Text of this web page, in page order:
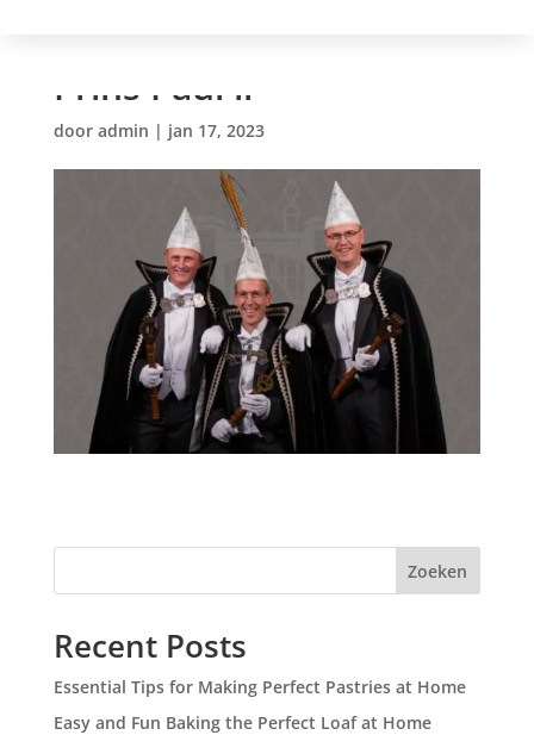
Prins Paul ll
door admin | jan 17, 2023
Zoeken
Recent Posts
Essential Tips for Making Perfect Pastries at Home
Easy and Fun Baking the Perfect Loaf at Home